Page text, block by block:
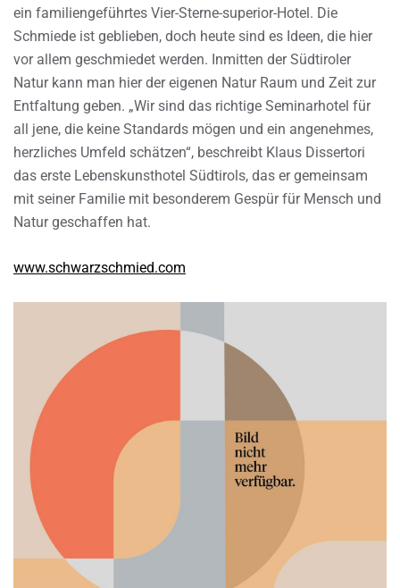
ein familiengeführtes Vier-Sterne-superior-Hotel. Die
Schmiede ist geblieben, doch heute sind es Ideen, die hier
vor allem geschmiedet werden. Inmitten der Südtiroler
Natur kann man hier der eigenen Natur Raum und Zeit zur
Entfaltung geben. „Wir sind das richtige Seminarhotel für
all jene, die keine Standards mögen und ein angenehmes,
herzliches Umfeld schätzen“, beschreibt Klaus Dissertori
das erste Lebenskunsthotel Südtirols, das er gemeinsam
mit seiner Familie mit besonderem Gespür für Mensch und
Natur geschaffen hat.
www.schwarzschmied.com